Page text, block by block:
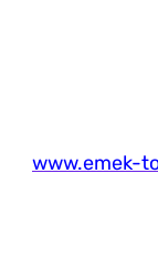
www.emek-